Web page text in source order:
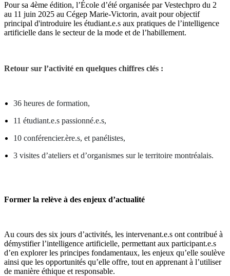
Pour sa 4ème édition, l’École d’été organisée par Vestechpro du 2
au 11 juin 2025 au Cégep Marie-Victorin, avait pour objectif
principal d'introduire les étudiant.e.s aux pratiques de l’intelligence
artificielle dans le secteur de la mode et de l’habillement.
Retour sur l’activité en quelques chiffres clés :
36 heures de formation,
11 étudiant.e.s passionné.e.s,
10 conférencier.ère.s, et panélistes,
3 visites d’ateliers et d’organismes sur le territoire montréalais.
Former la relève à des enjeux d’actualité
Au cours des six jours d’activités, les intervenant.e.s ont contribué à
démystifier l’intelligence artificielle, permettant aux participant.e.s
d’en explorer les principes fondamentaux, les enjeux qu’elle soulève
ainsi que les opportunités qu’elle offre, tout en apprenant à l’utiliser
de manière éthique et responsable.